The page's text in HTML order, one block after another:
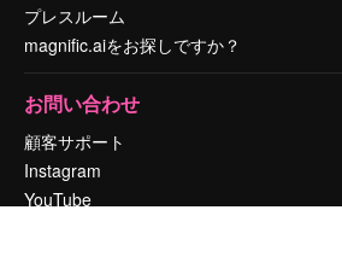
プレスルーム
magnific.aiをお探しですか？
お問い合わせ
顧客サポート
Instagram
YouTube